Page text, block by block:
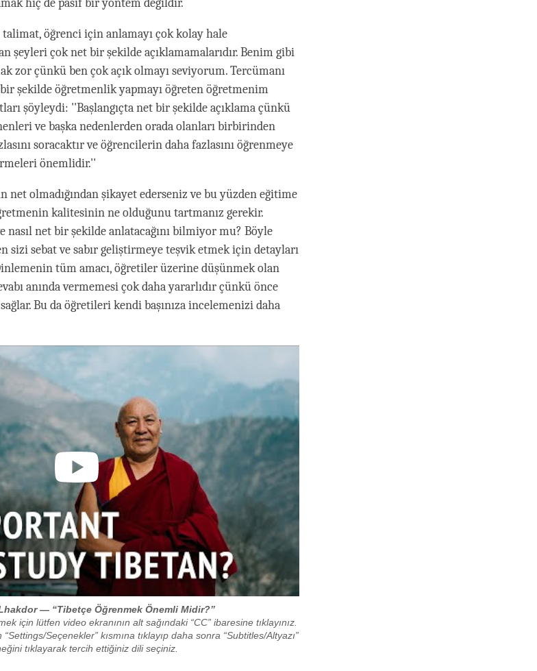
hiç de pasif bir yöntem değildir.
öğrenci için anlamayı çok kolay hale
şeyleri çok net bir şekilde açıklamamalarıdır. Benim gibi
zor çünkü ben çok açık olmayı seviyorum. Tercümanı
şekilde öğretmenlik yapmayı öğreten öğretmenim
şöyleydi: ''Başlangıçta net bir şekilde açıklama çünkü
ve başka nedenlerden orada olanları birbirinden
soracaktır ve öğrencilerin daha fazlasını öğrenmeye
önemlidir.''
net olmadığından şikayet ederseniz ve bu yüzden eğitime
kalitesinin ne olduğunu tartmanız gerekir.
nasıl net bir şekilde anlatacağını bilmiyor mu? Böyle
sizi sebat ve sabır geliştirmeye teşvik etmek için detayları
tüm amacı, öğretiler üzerine düşünmek olan
anında vermemesi çok daha yararlıdır çünkü önce
Bu da öğretileri kendi başınıza incelemenizi daha
— “Tibetçe Öğrenmek Önemli Midir?”
için lütfen video ekranının alt sağındaki “CC” ibaresine tıklayınız.
Seçenekler” kısmına tıklayıp daha sonra “Subtitles/Altyazı”
tıklayarak tercih ettiğiniz dili seçiniz.